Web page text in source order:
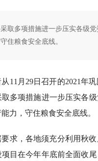
取多项措施进一步压实各级
住粮食安全底线。
11月29日召开的2021年
取多项措施进一步压实各
力，守住粮食安全底线。
求，各地须充分利用秋
目在今年年底前全面收